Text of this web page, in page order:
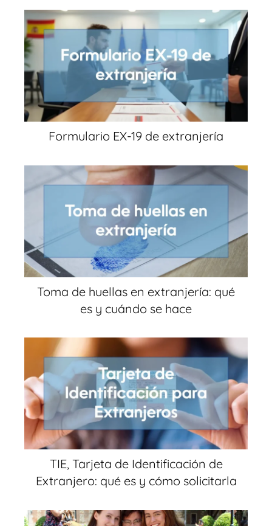
Formulario EX-19 de extranjería
Toma de huellas en extranjería: qué
es y cuándo se hace
TIE, Tarjeta de Identificación de
Extranjero: qué es y cómo solicitarla